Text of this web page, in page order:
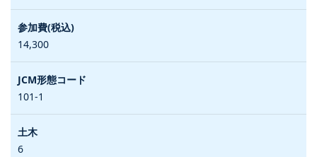
14,300
101-1
6